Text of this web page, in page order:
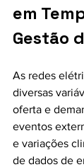
em
Gestão
As redes
diversas
oferta e
eventos
e variações
de dados de